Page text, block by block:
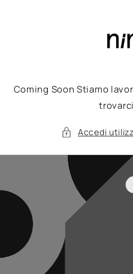
Coming Soon Stiamo
Accedi